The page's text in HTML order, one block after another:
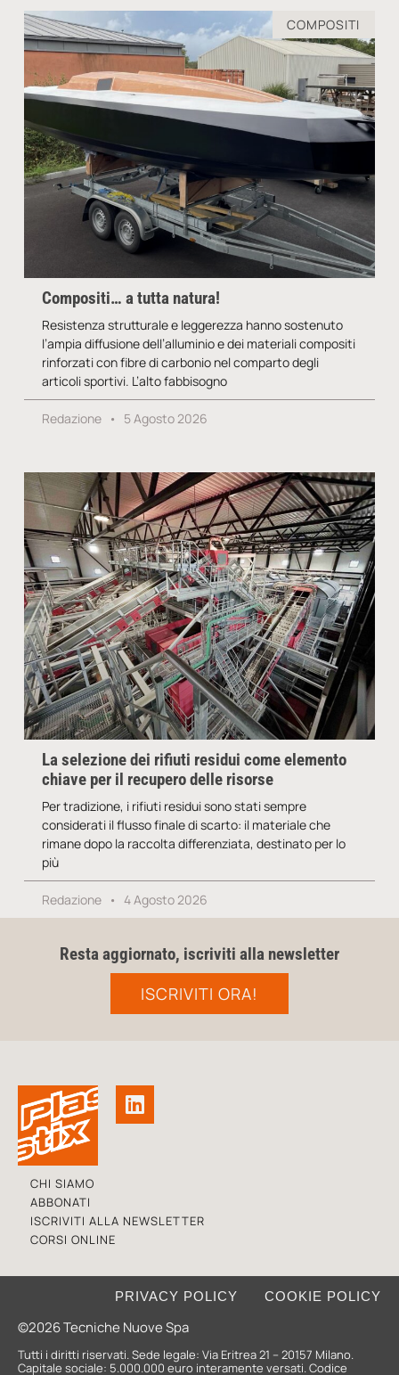
COMPOSITI
Compositi… a tutta natura!
Resistenza strutturale e leggerezza hanno sostenuto
l’ampia diffusione dell’alluminio e dei materiali compositi
rinforzati con fibre di carbonio nel comparto degli
articoli sportivi. L’alto fabbisogno
Redazione 5 Agosto 2026
La selezione dei rifiuti residui come elemento
chiave per il recupero delle risorse
Per tradizione, i rifiuti residui sono stati sempre
considerati il flusso finale di scarto: il materiale che
rimane dopo la raccolta differenziata, destinato per lo
più
Redazione 4 Agosto 2026
Resta aggiornato, iscriviti alla newsletter
ISCRIVITI ORA!
CHI SIAMO
ABBONATI
ISCRIVITI ALLA NEWSLETTER
CORSI ONLINE
©2026 Tecniche Nuove Spa
PRIVACY POLICY COOKIE POLICY
Tutti i diritti riservati. Sede legale: Via Eritrea 21 – 20157 Milano.
Capitale sociale: 5.000.000 euro interamente versati. Codice